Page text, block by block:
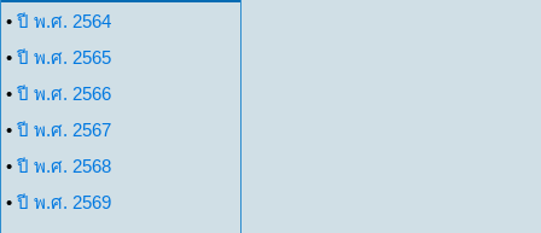
• ปี พ.ศ. 2564
• ปี พ.ศ. 2565
• ปี พ.ศ. 2566
• ปี พ.ศ. 2567
• ปี พ.ศ. 2568
• ปี พ.ศ. 2569